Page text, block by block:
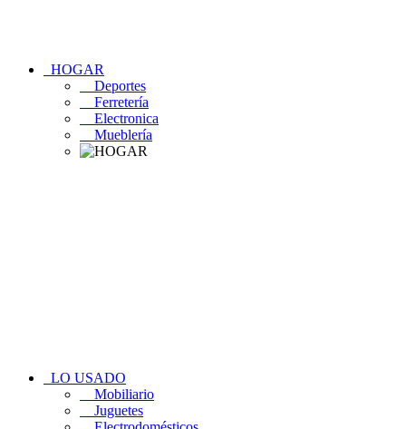
HOGAR
Deportes
Ferretería
Electronica
Mueblería
LO USADO
Mobiliario
Juguetes